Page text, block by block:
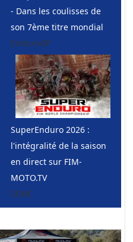
- Dans les coulisses de
son 7ème titre mondial
EnduroGP
SuperEnduro 2026 :
l'intégralité de la saison
en direct sur FIM-
MOTO.TV
SEWC